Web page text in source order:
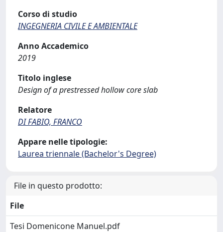
Corso di studio
INGEGNERIA CIVILE E AMBIENTALE
Anno Accademico
2019
Titolo inglese
Design of a prestressed hollow core slab
Relatore
DI FABIO, FRANCO
Appare nelle tipologie:
Laurea triennale (Bachelor's Degree)
File in questo prodotto:
File
Tesi Domenicone Manuel.pdf